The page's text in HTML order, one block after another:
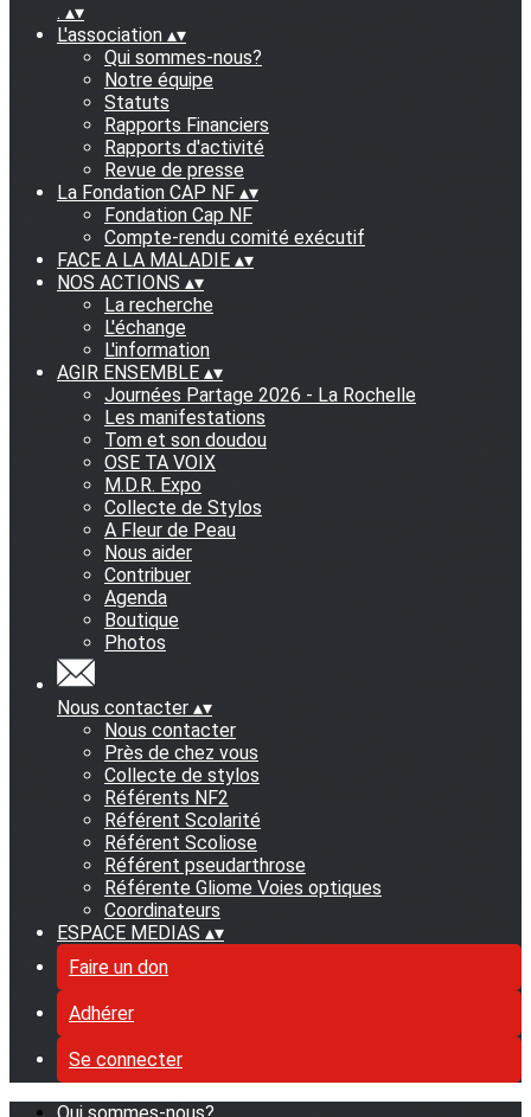
. ▴▾
L'association ▴▾
Qui sommes-nous?
Notre équipe
Statuts
Rapports Financiers
Rapports d'activité
Revue de presse
La Fondation CAP NF ▴▾
Fondation Cap NF
Compte-rendu comité exécutif
FACE A LA MALADIE ▴▾
NOS ACTIONS ▴▾
La recherche
L'échange
L'information
AGIR ENSEMBLE ▴▾
Journées Partage 2026 - La Rochelle
Les manifestations
Tom et son doudou
OSE TA VOIX
M.D.R. Expo
Collecte de Stylos
A Fleur de Peau
Nous aider
Contribuer
Agenda
Boutique
Photos
Nous contacter ▴▾
Nous contacter
Près de chez vous
Collecte de stylos
Référents NF2
Référent Scolarité
Référent Scoliose
Référent pseudarthrose
Référente Gliome Voies optiques
Coordinateurs
ESPACE MEDIAS ▴▾
Faire un don
Adhérer
Se connecter